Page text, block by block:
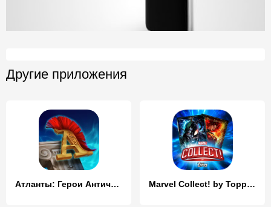
Другие приложения
Атланты: Герои Античности Marvel Collect! by Topps®